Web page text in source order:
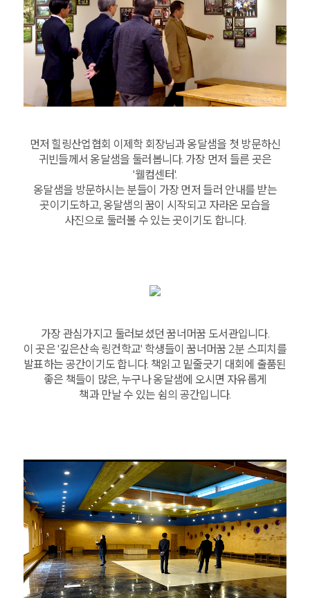
먼저 힐링산업협회 이제학 회장님과 옹달샘을 첫 방문하신
귀빈들께서 옹달샘을 둘러봅니다. 가장 먼저 들른 곳은
'웰컴센터'.
옹달샘을 방문하시는 분들이 가장 먼저 들러 안내를 받는
곳이기도하고, 옹달샘의 꿈이 시작되고 자라온 모습을
사진으로 둘러볼 수 있는 곳이기도 합니다.
가장 관심가지고 둘러보셨던 꿈너머꿈 도서관입니다.
이 곳은 '깊은산속 링컨학교' 학생들이 꿈너머꿈 2분 스피치를
발표하는 공간이기도 합니다. 책읽고 밑줄긋기 대회에 출품된
좋은 책들이 많은, 누구나 옹달샘에 오시면 자유롭게
책과 만날 수 있는 쉼의 공간입니다.